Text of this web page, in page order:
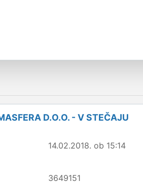
D.O.O. - V STEČAJU
14.02.2018. ob 15:14
3649151